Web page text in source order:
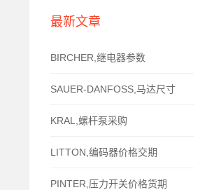
最新文章
BIRCHER,继电器参数
SAUER-DANFOSS,马达尺寸
KRAL,螺杆泵采购
LITTON,编码器价格交期
PINTER,压力开关价格货期